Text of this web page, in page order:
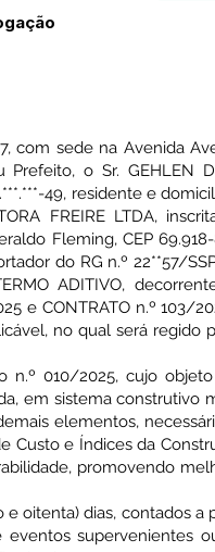
com sede na Avenida
o Sr. GEHLEN
49, residente e
FREIRE LTDA,
Fleming, CEP
do RG n.º 22**57/
ADITIVO,
e CONTRATO n.º 103/
no qual será regido
n.º 010/2025, cujo
em sistema construtivo
elementos,
Custo e Índices da
promovendo
oitenta) dias, contados a
supervenientes